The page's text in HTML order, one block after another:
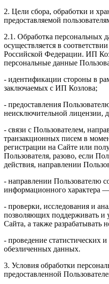
2. Цели сбора, обработки и
предоставляемой
2.1. Обработка персональных
осуществляется в
Российской Федерации. ИП
персональные данные
- идентификации стороны в
заключаемых с ИП Козлова;
- предоставления
неисключительной лицензии,
- связи с Пользователем,
транзакционных писем в
регистрации на Сайте или
Пользователя, разово, если
действия, направлении
- направлении Пользователю
информационного характера
- проверки, исследования и
позволяющих поддерживать и
Сайта, а также разрабатывать
- проведение статистических
обезличенных данных.
3. Условия обработки
предоставленной